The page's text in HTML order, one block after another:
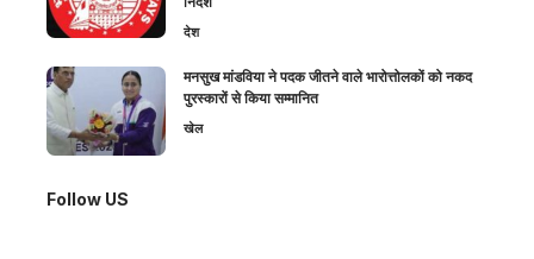
देश
मनसुख मांडविया ने पदक जीतने वाले भारोत्तोलकों को नकद
पुरस्कारों से किया सम्मानित
खेल
Follow US